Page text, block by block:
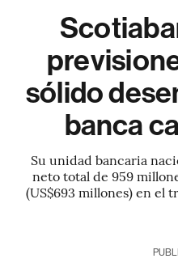
sólido
banca
Su unidad bancaria
neto total de 959
(US$693 millones) en el